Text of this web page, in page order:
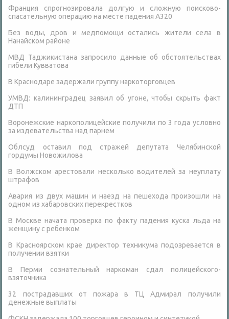
Франция спрогнозировала долгую и сложную поисково-
спасательную операцию на месте падения А320
Без воды, дров и медпомощи остались жители села в
Нанайском районе
МВД Таджикистана запросило данные об обстоятельствах
гибели Кувватова
В Краснодаре задержали группу наркоторговцев
УМВД: калининградец заявил об угоне, чтобы скрыть факт
ДТП
Воронежские наркополицейские получили по 3 года условно
за издевательства над парнем
Облсуд оставил под стражей депутата Челябинской
гордумы Новожилова
В Волжском арестовали несколько водителей за неуплату
штрафов
Авария из двух машин и наезд на пешехода произошли на
одном из хабаровских перекрестков
В Москве начата проверка по факту падения куска льда на
женщину с ребенком
В Красноярском крае директор техникума подозревается в
получении взятки
В Перми сознательный наркоман сдал полицейского-
взяточника
32 пострадавших от пожара в ТЦ Адмирал получили
денежные выплаты